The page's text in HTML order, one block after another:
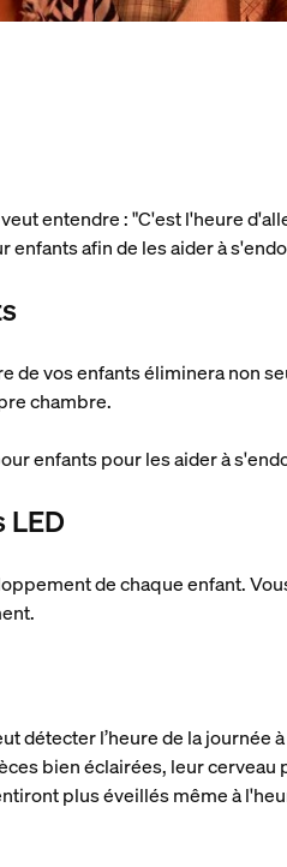
entendre : "C'est l'heure
enfants afin de les aider à
de vos enfants éliminera non
chambre.
enfants pour les aider à
LED
de chaque enfant.
détecter l’heure de la journée
bien éclairées, leur
plus éveillés même à